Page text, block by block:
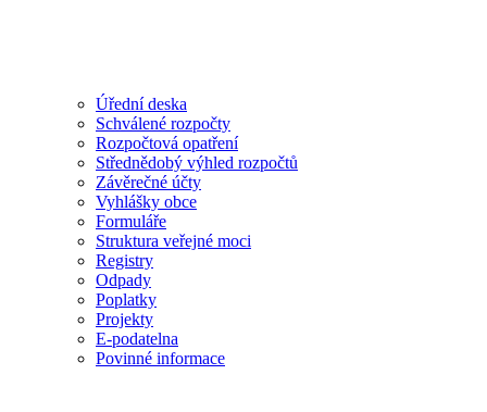
Úřední deska
Schválené rozpočty
Rozpočtová opatření
Střednědobý výhled rozpočtů
Závěrečné účty
Vyhlášky obce
Formuláře
Struktura veřejné moci
Registry
Odpady
Poplatky
Projekty
E-podatelna
Povinné informace